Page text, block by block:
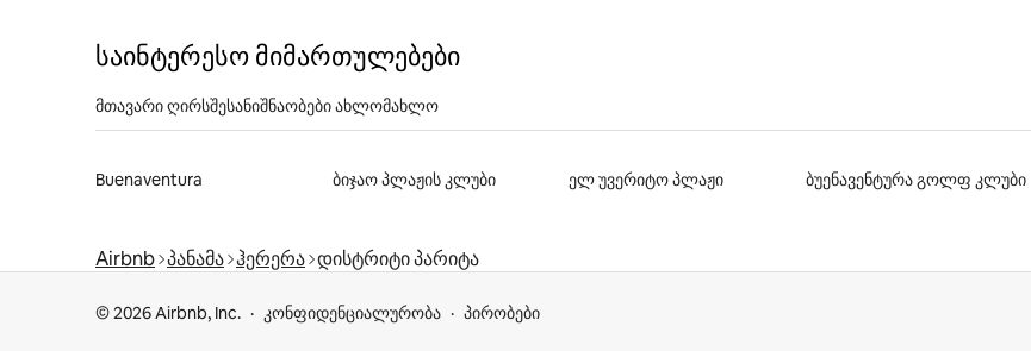
საინტერესო მიმართულებები
მთავარი ღირსშესანიშნაობები ახლომახლო
Buenaventura ბიჯაო პლაჟის კლუბი ელ უვერიტო პლაჟი ბუენავენტურა გოლფ კლუბი
Airbnb პანამა ჰერერა დისტრიტი პარიტა
© 2026 Airbnb, Inc. კონფიდენციალურობა პირობები